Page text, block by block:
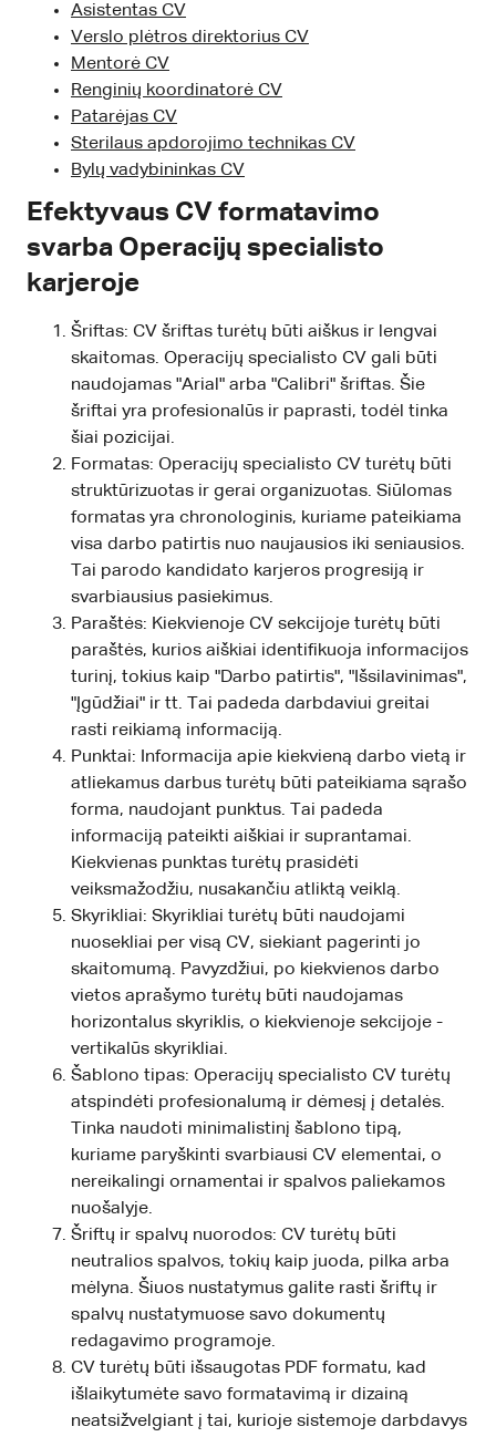
Asistentas CV
Verslo plėtros direktorius CV
Mentorė CV
Renginių koordinatorė CV
Patarėjas CV
Sterilaus apdorojimo technikas CV
Bylų vadybininkas CV
Efektyvaus CV formatavimo
svarba Operacijų specialisto
karjeroje
Šriftas: CV šriftas turėtų būti aiškus ir lengvai
skaitomas. Operacijų specialisto CV gali būti
naudojamas "Arial" arba "Calibri" šriftas. Šie
šriftai yra profesionalūs ir paprasti, todėl tinka
šiai pozicijai.
Formatas: Operacijų specialisto CV turėtų būti
struktūrizuotas ir gerai organizuotas. Siūlomas
formatas yra chronologinis, kuriame pateikiama
visa darbo patirtis nuo naujausios iki seniausios.
Tai parodo kandidato karjeros progresiją ir
svarbiausius pasiekimus.
Paraštės: Kiekvienoje CV sekcijoje turėtų būti
paraštės, kurios aiškiai identifikuoja informacijos
turinį, tokius kaip "Darbo patirtis", "Išsilavinimas",
"Įgūdžiai" ir tt. Tai padeda darbdaviui greitai
rasti reikiamą informaciją.
Punktai: Informacija apie kiekvieną darbo vietą ir
atliekamus darbus turėtų būti pateikiama sąrašo
forma, naudojant punktus. Tai padeda
informaciją pateikti aiškiai ir suprantamai.
Kiekvienas punktas turėtų prasidėti
veiksmažodžiu, nusakančiu atliktą veiklą.
Skyrikliai: Skyrikliai turėtų būti naudojami
nuosekliai per visą CV, siekiant pagerinti jo
skaitomumą. Pavyzdžiui, po kiekvienos darbo
vietos aprašymo turėtų būti naudojamas
horizontalus skyriklis, o kiekvienoje sekcijoje -
vertikalūs skyrikliai.
Šablono tipas: Operacijų specialisto CV turėtų
atspindėti profesionalumą ir dėmesį į detalės.
Tinka naudoti minimalistinį šablono tipą,
kuriame paryškinti svarbiausi CV elementai, o
nereikalingi ornamentai ir spalvos paliekamos
nuošalyje.
Šriftų ir spalvų nuorodos: CV turėtų būti
neutralios spalvos, tokių kaip juoda, pilka arba
mėlyna. Šiuos nustatymus galite rasti šriftų ir
spalvų nustatymuose savo dokumentų
redagavimo programoje.
CV turėtų būti išsaugotas PDF formatu, kad
išlaikytumėte savo formatavimą ir dizainą
neatsižvelgiant į tai, kurioje sistemoje darbdavys